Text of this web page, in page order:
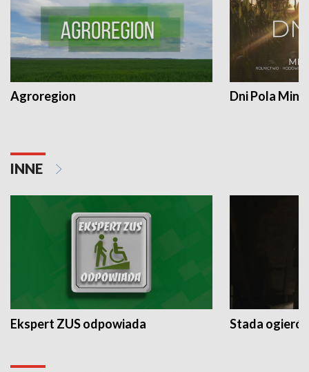
Agroregion Dni Pola
INNE
Ekspert ZUS odpowiada Stada